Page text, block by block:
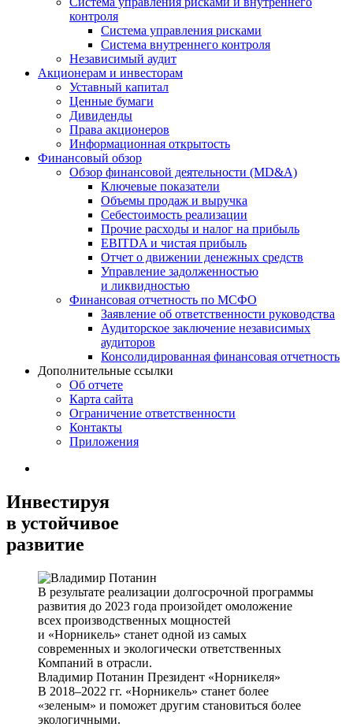
контроля
Система управления рисками
Система внутреннего контроля
Независимый аудит
Акционерам и инвесторам
Уставный капитал
Ценные бумаги
Дивиденды
Права акционеров
Информационная открытость
Финансовый обзор
Обзор финансовой деятельности (MD&A)
Ключевые показатели
Объемы продаж и выручка
Себестоимость реализации
Прочие расходы и налог на прибыль
EBITDA и чистая прибыль
Отчет о движении денежных средств
Управление задолженностью
и ликвидностью
Финансовая отчетность по МСФО
Заявление об ответственности руководства
Аудиторское заключение независимых
аудиторов
Консолидированная финансовая отчетность
Дополнительные ссылки
Об отчете
Карта сайта
Ограничение ответственности
Контакты
Приложения
Инвестируя
в устойчивое
развитие
В результате реализации долгосрочной программы
развития до 2023 года произойдет омоложение
всех производственных мощностей
и «Норникель» станет одной из самых
современных и экологически ответственных
Компаний в отрасли.
Владимир Потанин Президент «Норникеля»
В 2018–2022 гг. «Норникель» станет более
«зеленым» и поможет другим становиться более
экологичными.